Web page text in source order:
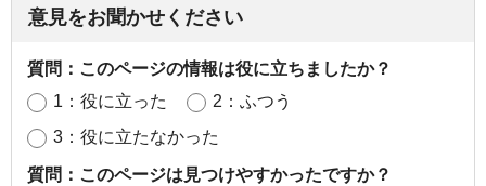
意見をお聞かせください
質問：このページの情報は役に立ちましたか？
1：役に立った
2：ふつう
3：役に立たなかった
質問：このページは見つけやすかったですか？